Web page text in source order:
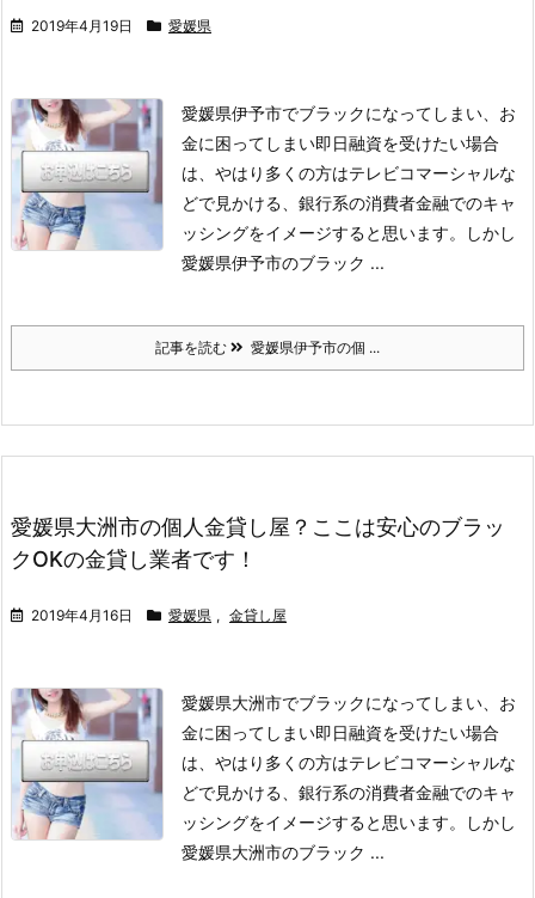
2019年4月19日 愛媛県
愛媛県伊予市でブラックになってしまい、お
金に困ってしまい即日融資を受けたい場合
は、やはり多くの方はテレビコマーシャルな
どで見かける、銀行系の消費者金融でのキャ
ッシングをイメージすると思います。
しかし
愛媛県伊予市のブラック ...
記事を読む 愛媛県伊予市の個 ...
愛媛県大洲市の個人金貸し屋？ここは安心のブラッ
クOKの金貸し業者です！
2019年4月16日 愛媛県 , 金貸し屋
愛媛県大洲市でブラックになってしまい、お
金に困ってしまい即日融資を受けたい場合
は、やはり多くの方はテレビコマーシャルな
どで見かける、銀行系の消費者金融でのキャ
ッシングをイメージすると思います。
しかし
愛媛県大洲市のブラック ...